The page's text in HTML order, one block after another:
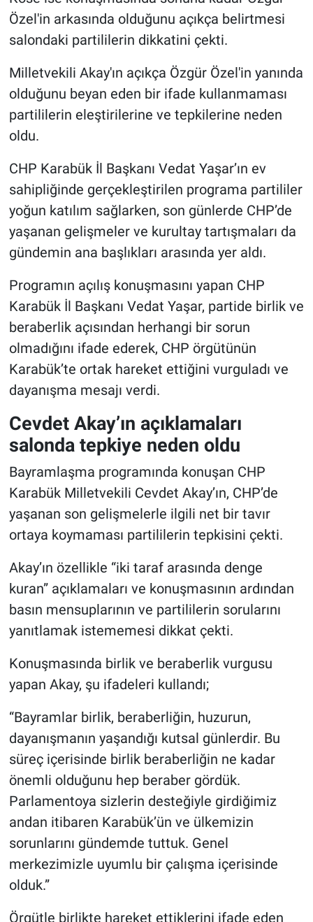
Özel'in arkasında olduğunu açıkça belirtmesi
salondaki partililerin dikkatini çekti.
Milletvekili Akay'ın açıkça Özgür Özel'in yanında
olduğunu beyan eden bir ifade kullanmaması
partililerin eleştirilerine ve tepkilerine neden
oldu.
CHP Karabük İl Başkanı Vedat Yaşar’ın ev
sahipliğinde gerçekleştirilen programa partililer
yoğun katılım sağlarken, son günlerde CHP’de
yaşanan gelişmeler ve kurultay tartışmaları da
gündemin ana başlıkları arasında yer aldı.
Programın açılış konuşmasını yapan CHP
Karabük İl Başkanı Vedat Yaşar, partide birlik ve
beraberlik açısından herhangi bir sorun
olmadığını ifade ederek, CHP örgütünün
Karabük’te ortak hareket ettiğini vurguladı ve
dayanışma mesajı verdi.
Cevdet Akay’ın açıklamaları
salonda tepkiye neden oldu
Bayramlaşma programında konuşan CHP
Karabük Milletvekili Cevdet Akay’ın, CHP’de
yaşanan son gelişmelerle ilgili net bir tavır
ortaya koymaması partililerin tepkisini çekti.
Akay’ın özellikle “iki taraf arasında denge
kuran” açıklamaları ve konuşmasının ardından
basın mensuplarının ve partililerin sorularını
yanıtlamak istememesi dikkat çekti.
Konuşmasında birlik ve beraberlik vurgusu
yapan Akay, şu ifadeleri kullandı;
“Bayramlar birlik, beraberliğin, huzurun,
dayanışmanın yaşandığı kutsal günlerdir. Bu
süreç içerisinde birlik beraberliğin ne kadar
önemli olduğunu hep beraber gördük.
Parlamentoya sizlerin desteğiyle girdiğimiz
andan itibaren Karabük’ün ve ülkemizin
sorunlarını gündemde tuttuk. Genel
merkezimizle uyumlu bir çalışma içerisinde
olduk.”
Örgütle birlikte hareket ettiklerini ifade eden